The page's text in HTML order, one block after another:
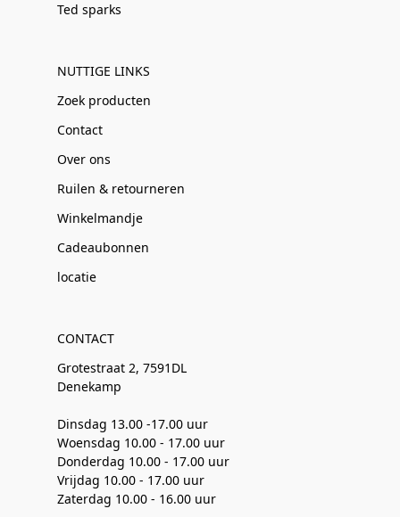
Ted sparks
NUTTIGE LINKS
Zoek producten
Contact
Over ons
Ruilen & retourneren
Winkelmandje
Cadeaubonnen
locatie
CONTACT
Grotestraat 2, 7591DL
Denekamp
Dinsdag 13.00 -17.00 uur
Woensdag 10.00 - 17.00 uur
Donderdag 10.00 - 17.00 uur
Vrijdag 10.00 - 17.00 uur
Zaterdag 10.00 - 16.00 uur